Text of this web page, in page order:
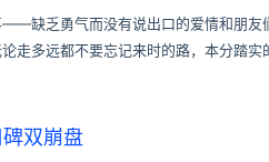
缺乏勇气而没有说出口的爱情和朋友
走多远都不要忘记来时的路，本分踏
碑双崩盘